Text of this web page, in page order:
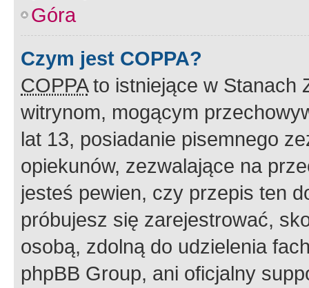
Góra
Czym jest COPPA?
COPPAto istniejące w Stanach
witrynom, mogącym
lat 13, posiadanie pisemnego
opiekunów, zezwalające na
jesteś pewien, czy przepis ten
próbujesz się zarejestrować,
osobą, zdolną do udzielenia
phpBB Group, ani oficjalny